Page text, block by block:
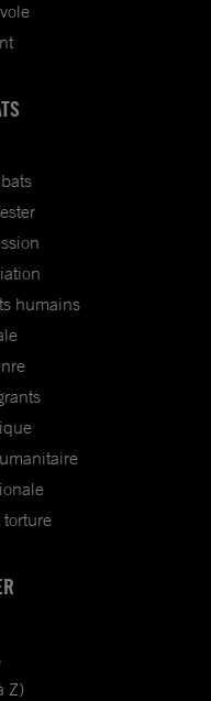
humains
Z)